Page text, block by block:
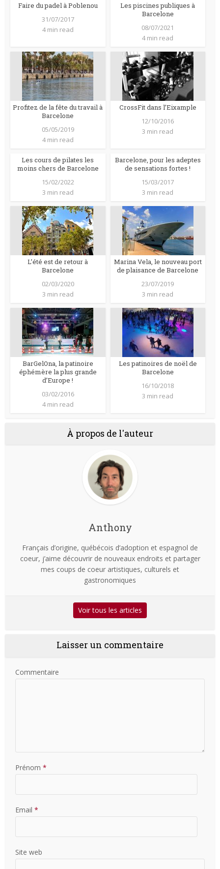
Faire du padel à Poblenou
31/07/2017
4 min read
Les piscines publiques à
Barcelone
08/07/2021
4 min read
Profitez de la fête du travail à
Barcelone
05/05/2019
4 min read
CrossFit dans l’Eixample
12/10/2016
3 min read
Les cours de pilates les
moins chers de Barcelone
15/02/2022
3 min read
Barcelone, pour les adeptes
de sensations fortes !
15/03/2017
3 min read
L’été est de retour à
Barcelone
02/03/2020
3 min read
Marina Vela, le nouveau port
de plaisance de Barcelone
23/07/2019
3 min read
BarGelOna, la patinoire
éphémère la plus grande
d’Europe !
03/02/2016
4 min read
Les patinoires de noël de
Barcelone
16/10/2018
3 min read
À propos de l'auteur
Anthony
Français d’origine, québécois d’adoption et espagnol de
coeur, j’aime découvrir de nouveaux endroits et partager
mes coups de coeur artistiques, culturels et
gastronomiques
Voir tous les articles
Laisser un commentaire
Commentaire
Prénom *
Email *
Site web